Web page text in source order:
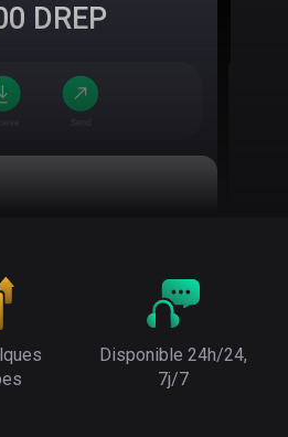
DREP
Disponible 24h/24,
7j/7